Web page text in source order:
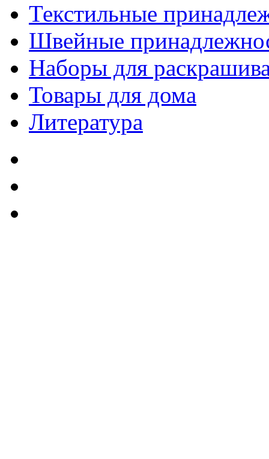
Текстильные
Швейные
Наборы для
Товары для дома
Литература